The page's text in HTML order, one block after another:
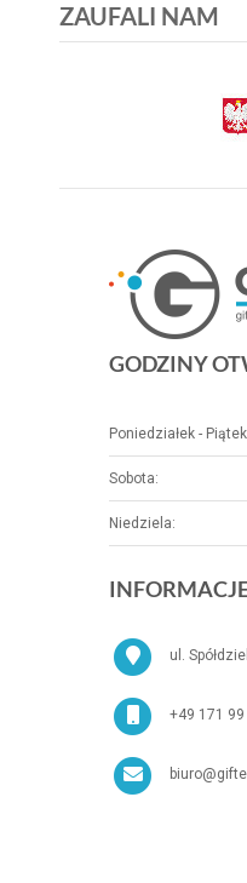
ZAUFALI NAM
GODZINY
Poniedziałek -
Sobota:
Niedziela:
ul.
+49 171